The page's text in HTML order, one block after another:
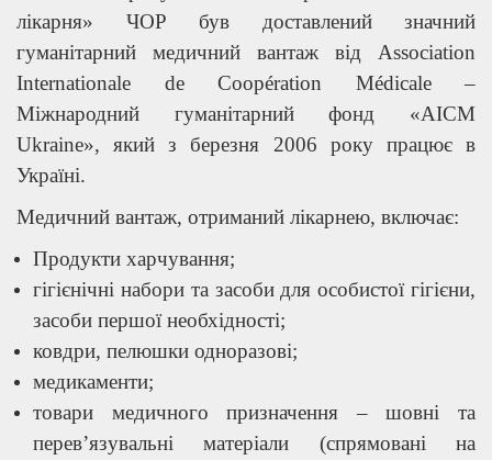
лікарня» ЧОР був доставлений значний
гуманітарний медичний вантаж від Association
Іnternationale de Сoopération Médicale –
Міжнародний гуманітарний фонд «AICM
Ukraine», який з березня 2006 року працює в
Україні.
Медичний вантаж, отриманий лікарнею, включає:
Продукти харчування;
гігієнічні набори та засоби для особистої гігієни,
засоби першої необхідності;
ковдри, пелюшки одноразові;
медикаменти;
товари медичного призначення – шовні та
перев’язувальні матеріали (спрямовані на